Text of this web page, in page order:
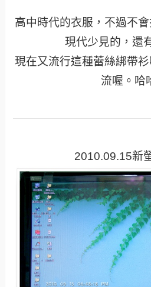
高中時代的衣服，不過不
現代少見的，還
現在又流行這種蕾絲綁帶
流喔。哈
2010.09.15新